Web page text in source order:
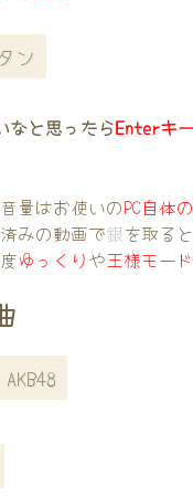
ン
なと思ったらEnterキ
量はお使いのPC自体
みの動画で銀を取る
ゆっくりや王様モー